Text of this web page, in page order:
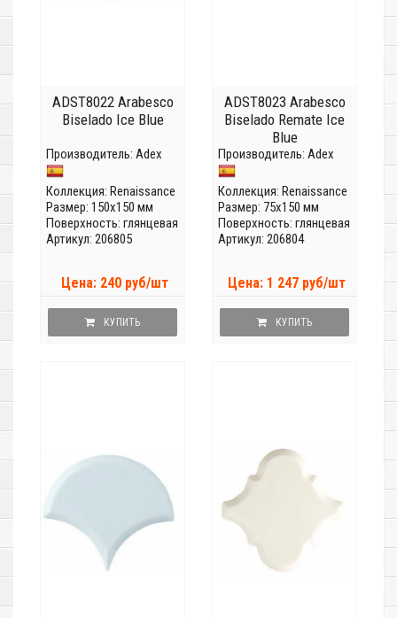
ADST8022 Arabesco
Biselado Ice Blue
Производитель: Adex
Коллекция: Renaissance
Размер: 150x150 мм
Поверхность: глянцевая
Артикул: 206805
Цена: 240 руб/шт
КУПИТЬ
ADST8023 Arabesco
Biselado Remate Ice
Blue
Производитель: Adex
Коллекция: Renaissance
Размер: 75x150 мм
Поверхность: глянцевая
Артикул: 206804
Цена: 1 247 руб/шт
КУПИТЬ